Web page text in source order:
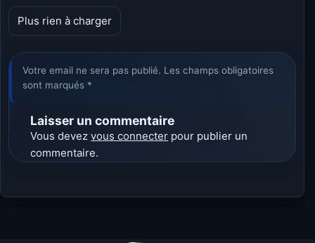
Plus rien à charger
Votre email ne sera pas publié. Les champs obligatoires
sont marqués *
Laisser un commentaire
Vous devezvous connecter pour publier un
commentaire.